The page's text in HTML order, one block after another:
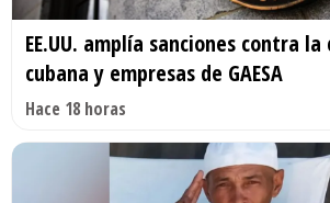
EE.UU. amplía sanciones contra
cubana y empresas de GAESA
Hace 18 horas